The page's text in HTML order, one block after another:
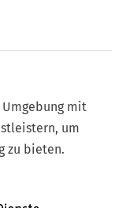
mit
um
zu bieten.